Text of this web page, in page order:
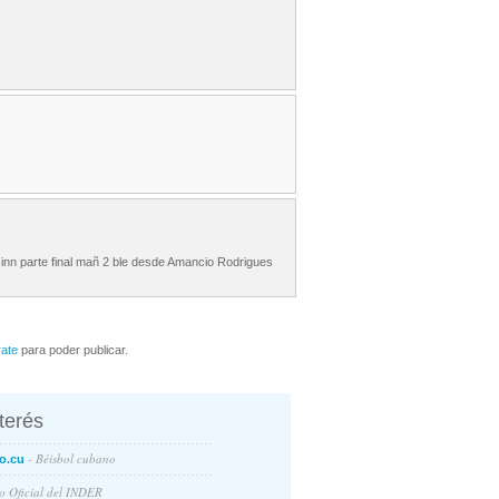
parte final mañ 2 ble desde Amancio Rodrigues
para poder publicar.
- Béisbol cubano
Oficial del INDER